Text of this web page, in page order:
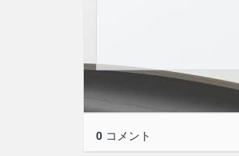
0 コメント